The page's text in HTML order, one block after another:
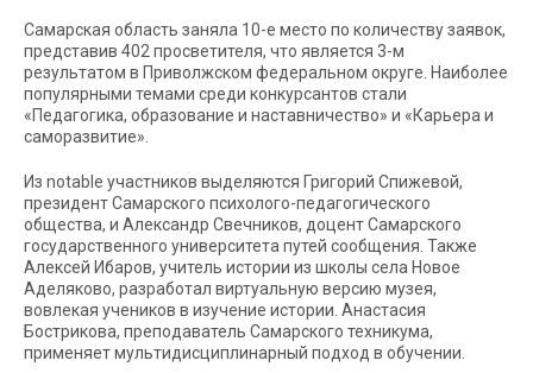
Самарская область заняла 10-е место по количеству заявок,
представив 402 просветителя, что является 3-м
результатом в Приволжском федеральном округе. Наиболее
популярными темами среди конкурсантов стали
«Педагогика, образование и наставничество» и «Карьера и
саморазвитие».
Из notable участников выделяются Григорий Спижевой,
президент Самарского психолого-педагогического
общества, и Александр Свечников, доцент Самарского
государственного университета путей сообщения. Также
Алексей Ибаров, учитель истории из школы села Новое
Аделяково, разработал виртуальную версию музея,
вовлекая учеников в изучение истории. Анастасия
Бострикова, преподаватель Самарского техникума,
применяет мультидисциплинарный подход в обучении.